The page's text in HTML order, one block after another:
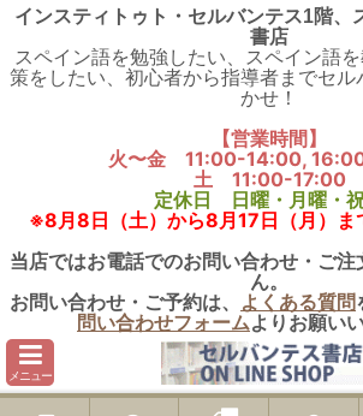
インスティトゥト・セルバンテス1階、
書店
スペイン語を勉強したい、スペイン語
策をしたい、初心者から指導者までセル
かせ！
【営業時間】
火〜金 11:00-14:00,
土 11:00-17:00
定休日 日曜・月曜・
※8月8日（土）から8月17日（月）ま
当店ではお電話でのお問い合わせ・ご
ん。
お問い合わせ・ご予約は、 よくある質問
問い合わせフォームよりお願い
メニュー